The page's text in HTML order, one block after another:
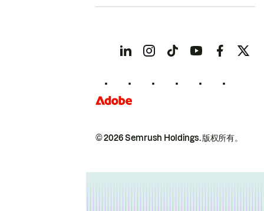
© 2026 Semrush Holdings.版权所有。